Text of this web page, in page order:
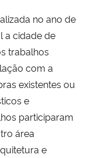
no ano de
a cidade de
trabalhos
com a
existentes ou
e
participaram
área
e